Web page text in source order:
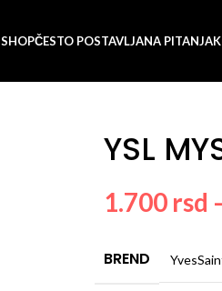
SHOPČESTO POSTAVLJANA PITANJA
YSL
1.700 rsd
BREND